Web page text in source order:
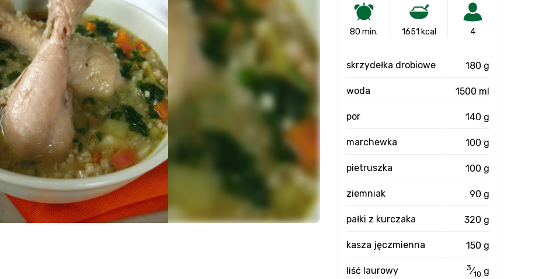
80 min. 1651 kcal 4
skrzydełka drobiowe 180 g
woda 1500 ml
por 140 g
marchewka 100 g
pietruszka 100 g
ziemniak 90 g
pałki z kurczaka 320 g
kasza jęczmienna 150 g
liść laurowy 3⁄10 g